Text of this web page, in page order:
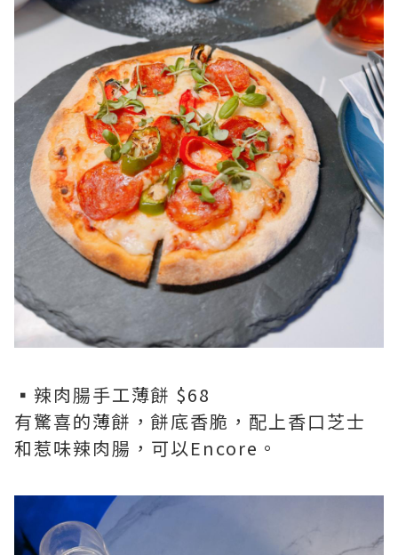
▪️辣肉腸手工薄餅 $68
有驚喜的薄餅，餅底香脆，配上香口芝士
和惹味辣肉腸，可以Encore。